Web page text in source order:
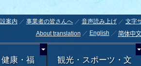
案内 事業者の皆さんへ 音声読み上げ 文字
About translation
English 简体中文
健康・福
観光・スポーツ・文